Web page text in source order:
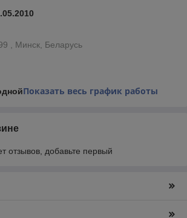
, Минск, Беларусь
Показать весь график работы
отзывов, добавьте первый